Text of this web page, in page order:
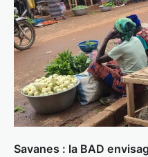
Savanes : la BAD